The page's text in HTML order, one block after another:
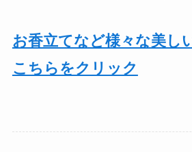
お香立てなど様々な美し
こちらをクリック